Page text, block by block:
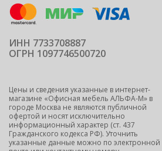
ИНН 7733708887
ОГРН 1097746500720
Цены и сведения указанные в интернет-
магазине «Офисная мебель АЛЬФА-М» в
городе Москва не являются публичной
офертой и носят исключительно
информационный характер (ст. 437
Гражданского кодекса РФ). Уточнить
указанные данные можно по электронной